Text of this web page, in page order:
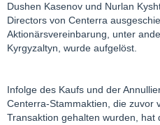
Dushen Kasenov und Nurlan
Directors von Centerra
Aktionärsvereinbarung, unter
Kyrgyzaltyn, wurde aufgelöst.
Infolge des Kaufs und der
Centerra-Stammaktien, die zuvor
Transaktion gehalten wurden,